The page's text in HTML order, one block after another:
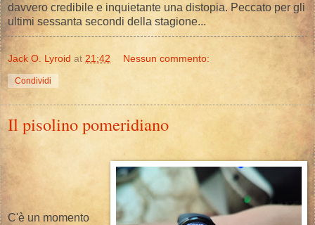
davvero credibile e inquietante una distopia. Peccato per gli
ultimi sessanta secondi della stagione...
Jack O. Lyroid at 21:42 Nessun commento:
Condividi
Il pisolino pomeridiano
C'è un momento